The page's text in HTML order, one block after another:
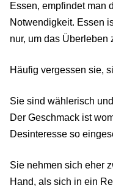
Essen, empfindet man
Notwendigkeit. Essen
nur, um das Überleben
Häufig vergessen sie,
Sie sind wählerisch
Der Geschmack ist
Desinteresse so
Sie nehmen sich eher
Hand, als sich in ein